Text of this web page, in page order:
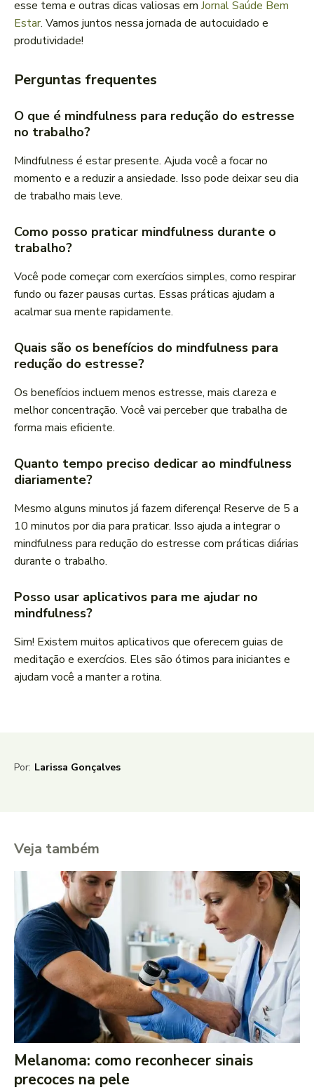
esse tema e outras dicas valiosas em Jornal Saúde Bem
Estar. Vamos juntos nessa jornada de autocuidado e
produtividade!
Perguntas frequentes
O que é mindfulness para redução do estresse
no trabalho?
Mindfulness é estar presente. Ajuda você a focar no
momento e a reduzir a ansiedade. Isso pode deixar seu dia
de trabalho mais leve.
Como posso praticar mindfulness durante o
trabalho?
Você pode começar com exercícios simples, como respirar
fundo ou fazer pausas curtas. Essas práticas ajudam a
acalmar sua mente rapidamente.
Quais são os benefícios do mindfulness para
redução do estresse?
Os benefícios incluem menos estresse, mais clareza e
melhor concentração. Você vai perceber que trabalha de
forma mais eficiente.
Quanto tempo preciso dedicar ao mindfulness
diariamente?
Mesmo alguns minutos já fazem diferença! Reserve de 5 a
10 minutos por dia para praticar. Isso ajuda a integrar o
mindfulness para redução do estresse com práticas diárias
durante o trabalho.
Posso usar aplicativos para me ajudar no
mindfulness?
Sim! Existem muitos aplicativos que oferecem guias de
meditação e exercícios. Eles são ótimos para iniciantes e
ajudam você a manter a rotina.
Por: Larissa Gonçalves
Veja também
Melanoma: como reconhecer sinais
precoces na pele